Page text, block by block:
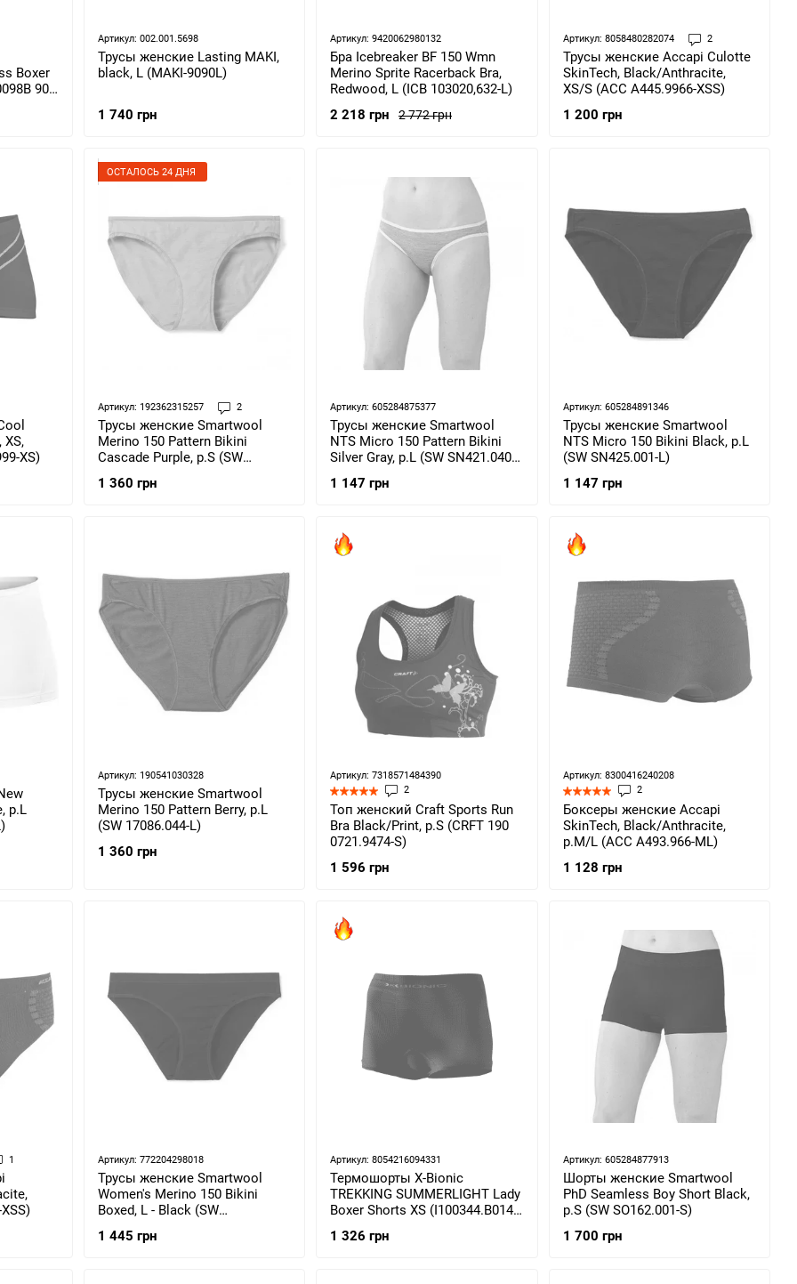
Boxer
903
Артикул: 002.001.5698
Трусы женские Lasting MAKI,
black, L (MAKI-9090L)
1 740 грн
Артикул: 9420062980132
Бра Icebreaker BF 150 Wmn
Merino Sprite Racerback Bra,
Redwood, L (ICB 103020,632-L)
2 772 грн
2 218 грн
Артикул: 8058480282074 2
Трусы женские Accapi Culotte
SkinTech, Black/Anthracite,
XS/S (ACC A445.9966-XSS)
1 200 грн
XS,
XS)
ОСТАЛОСЬ 24 ДНЯ
Артикул: 192362315257 2
Трусы женские Smartwool
Merino 150 Pattern Bikini
Cascade Purple, р.S (SW
1 360 грн
Артикул: 605284875377
Трусы женские Smartwool
NTS Micro 150 Pattern Bikini
Silver Gray, р.L (SW SN421.040-
1 147 грн
Артикул: 605284891346
Трусы женские Smartwool
NTS Micro 150 Bikini Black, р.L
(SW SN425.001-L)
1 147 грн
p.L
Артикул: 190541030328
Трусы женские Smartwool
Merino 150 Pattern Berry, р.L
(SW 17086.044-L)
1 360 грн
Артикул: 7318571484390
2
Топ женский Craft Sports Run
Bra Black/Print, p.S (CRFT 190
0721.9474-S)
1 596 грн
Артикул: 8300416240208
2
Боксеры женские Accapi
SkinTech, Black/Anthracite,
р.M/L (ACC A493.966-ML)
1 128 грн
1 Артикул: 772204298018
Трусы женские Smartwool
Women's Merino 150 Bikini
Boxed, L - Black (SW
1 445 грн
Артикул: 8054216094331
Термошорты X-Bionic
TREKKING SUMMERLIGHT Lady
Boxer Shorts XS (I100344.B014-
1 326 грн
Артикул: 605284877913
Шорты женские Smartwool
PhD Seamless Boy Short Black,
р.S (SW SO162.001-S)
1 700 грн